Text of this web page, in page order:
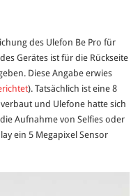
des Ulefon Be Pro für
Gerätes ist für die Rückseite
Diese Angabe erwies
). Tatsächlich ist eine 8
und Ulefone hatte sich
Aufnahme von Selfies oder
ein 5 Megapixel Sensor